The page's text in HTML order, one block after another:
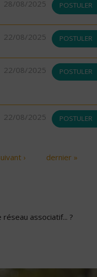
28/08/2025 POSTULER
22/08/2025 POSTULER
22/08/2025 POSTULER
22/08/2025 POSTULER
› dernier »
associatif... ?